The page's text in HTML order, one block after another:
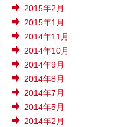
2015年2月
2015年1月
2014年11月
2014年10月
2014年9月
2014年8月
2014年7月
2014年5月
2014年2月